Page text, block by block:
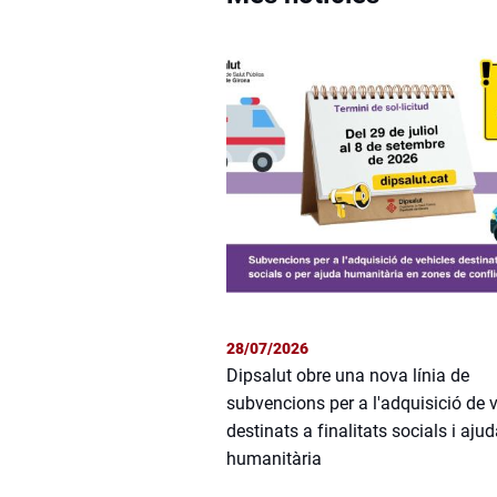
28/07/2026
Dipsalut obre una nova línia de
subvencions per a l'adquisició de
destinats a finalitats socials i
humanitària